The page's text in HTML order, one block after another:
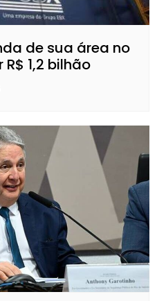
de sua área no
1,2 bilhão